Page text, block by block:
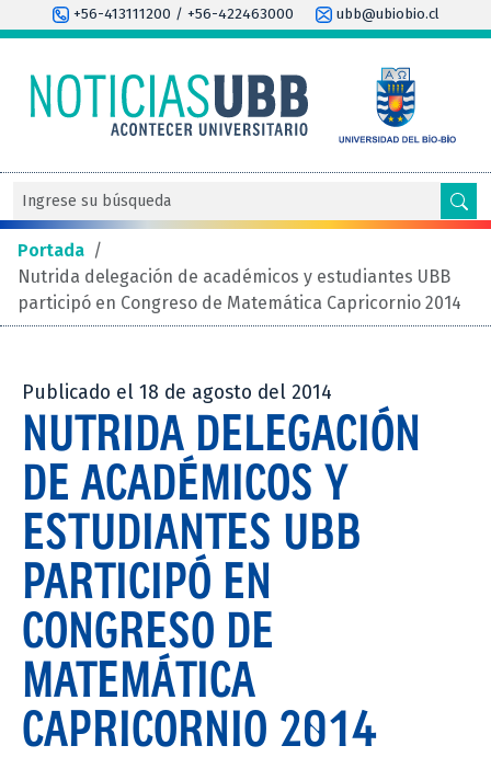
+56-413111200 / +56-422463000 ubb@ubiobio.cl
Portada /
Nutrida delegación de académicos y estudiantes UBB
participó en Congreso de Matemática Capricornio 2014
Publicado el 18 de agosto del 2014
NUTRIDA DELEGACIÓN
DE ACADÉMICOS Y
ESTUDIANTES UBB
PARTICIPÓ EN
CONGRESO DE
MATEMÁTICA
CAPRICORNIO 2014